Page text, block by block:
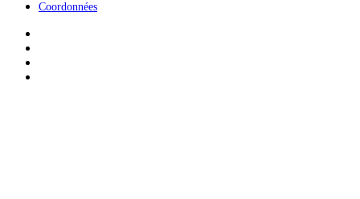
Coordonnées